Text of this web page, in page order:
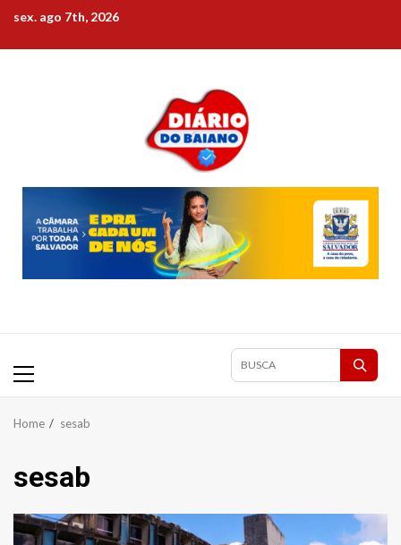
content
sex. ago 7th, 2026
Primary
Pesquisar
Home sesab
sesab